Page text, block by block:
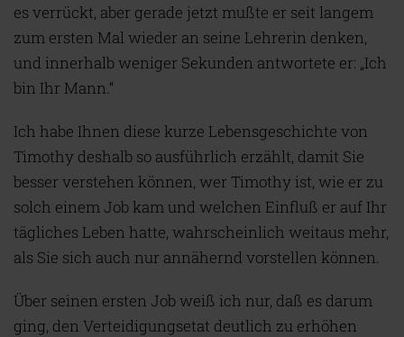
es verrückt, aber gerade jetzt mußte er seit langem
zum ersten Mal wieder an seine Lehrerin denken,
und innerhalb weniger Sekunden antwortete er: „Ich
bin Ihr Mann.“
Ich habe Ihnen diese kurze Lebensgeschichte von
Timothy deshalb so ausführlich erzählt, damit Sie
besser verstehen können, wer Timothy ist, wie er zu
solch einem Job kam und welchen Einfluß er auf Ihr
tägliches Leben hatte, wahrscheinlich weitaus mehr,
als Sie sich auch nur annähernd vorstellen können.
Über seinen ersten Job weiß ich nur, daß es darum
ging, den Verteidigungsetat deutlich zu erhöhen